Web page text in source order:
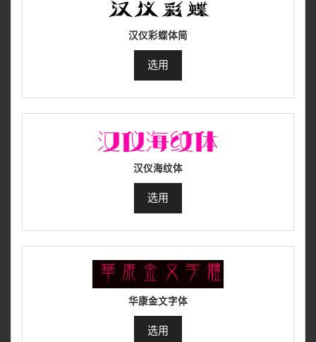
汉仪彩蝶体简
选用
汉仪海纹体
选用
华康金文字体
选用